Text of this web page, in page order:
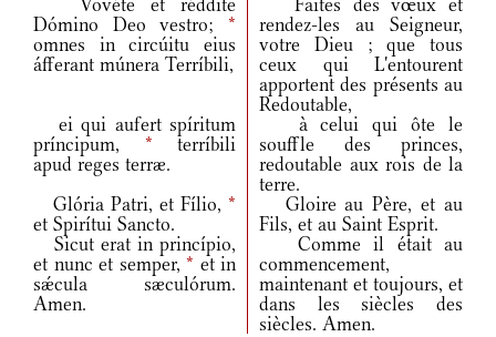
Vovéte et réddite
Dómino Deo vestro; *
omnes in circúitu eius
áfferant múnera Terríbili,
Faites des vœux et
rendez-les au Seigneur,
votre Dieu ; que tous
ceux qui L'entourent
apportent des présents au
Redoutable,
ei qui aufert spíritum
príncipum, * terríbili
apud reges terræ.
à celui qui ôte le
souffle des princes,
redoutable aux rois de la
terre.
Glória Patri, et Fílio, *
et Spirítui Sancto.
Gloire au Père, et au
Fils, et au Saint Esprit.
Sicut erat in princípio,
et nunc et semper, * et in
sǽcula sæculórum.
Amen.
Comme il était au
commencement,
maintenant et toujours, et
dans les siècles des
siècles. Amen.